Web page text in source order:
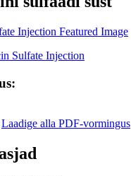
Laadige alla PDF-vormingus